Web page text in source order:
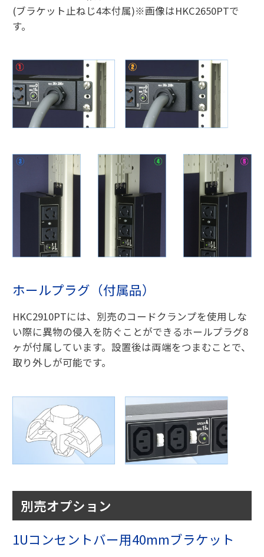
(ブラケット止ねじ4本付属)※画像はHKC2650PTで
す。
ホールプラグ（付属品）
HKC2910PTには、別売のコードクランプを使用しな
い際に異物の侵入を防ぐことができるホールプラグ8
ヶが付属しています。設置後は両端をつまむことで、
取り外しが可能です。
別売オプション
1Uコンセントバー用40mmブラケット